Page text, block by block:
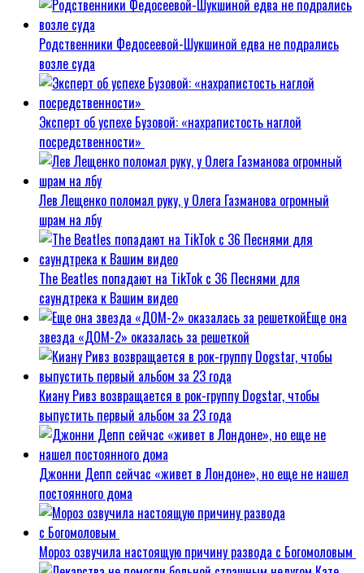
Родственники Федосеевой-Шукшиной едва не подрались
возле суда
Эксперт об успехе Бузовой: «нахрапистость наглой
посредственности»
Лев Лещенко поломал руку, у Олега Газманова огромный
шрам на лбу
The Beatles попадают на TikTok с 36 Песнями для
саундтрека к Вашим видео
Еще она
звезда «ДОМ-2» оказалась за решеткой
Киану Ривз возвращается в рок-группу Dogstar, чтобы
выпустить первый альбом за 23 года
Джонни Депп сейчас «живет в Лондоне», но еще не нашел
постоянного дома
Мороз озвучила настоящую причину развода с Богомоловым